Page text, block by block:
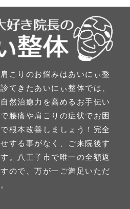
こりのお悩みはあいにぃ整
てきたあいにぃ整体では、
然治癒力を高めるお手伝い
腰痛や肩こりの症状でお困
根本改善しましょう！完全
する事がなく、ご来院後す
。八王子市で唯一の全額返
ので、万が一ご満足いただ